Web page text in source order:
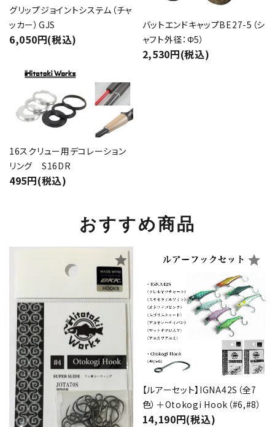
グリップジョイントシステム（チャ
ッカー）GJS
6,050円(税込)
バットエンドキャップBE27-5（シ
ャフト外径：Φ5）
2,530円(税込)
16スクリュー用デコレーション
リング S16DR
495円(税込)
おすすめ商品
star
【ルアーセット】IGNA42S（全7
色）＋Otokogi Hook（#6,#8）
14,190円(税込)
star